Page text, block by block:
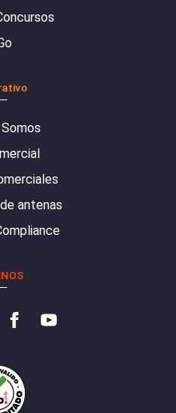
antenas